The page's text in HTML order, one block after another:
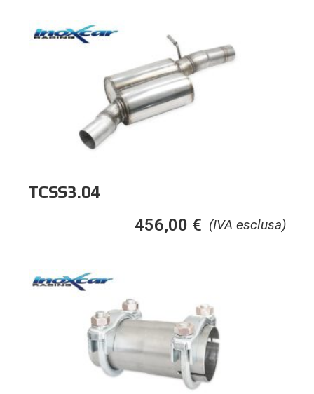
TCSS3.04
(IVA esclusa)
456,00 €